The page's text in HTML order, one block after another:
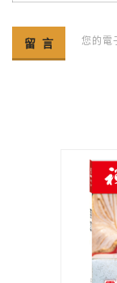
您的電